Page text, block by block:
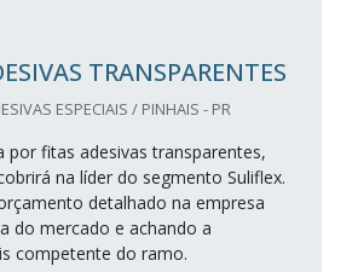
TRANSPARENTES
ESPECIAIS / PINHAIS - PR
por fitas adesivas transparentes,
na líder do segmento Suliflex.
detalhado na empresa
do mercado e achando a
competente do ramo.